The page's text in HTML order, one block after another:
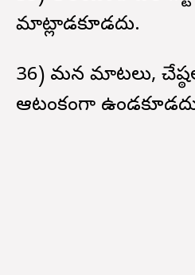
మాట్లాడకూడదు.
36) మన మాటలు,
ఆటంకంగా